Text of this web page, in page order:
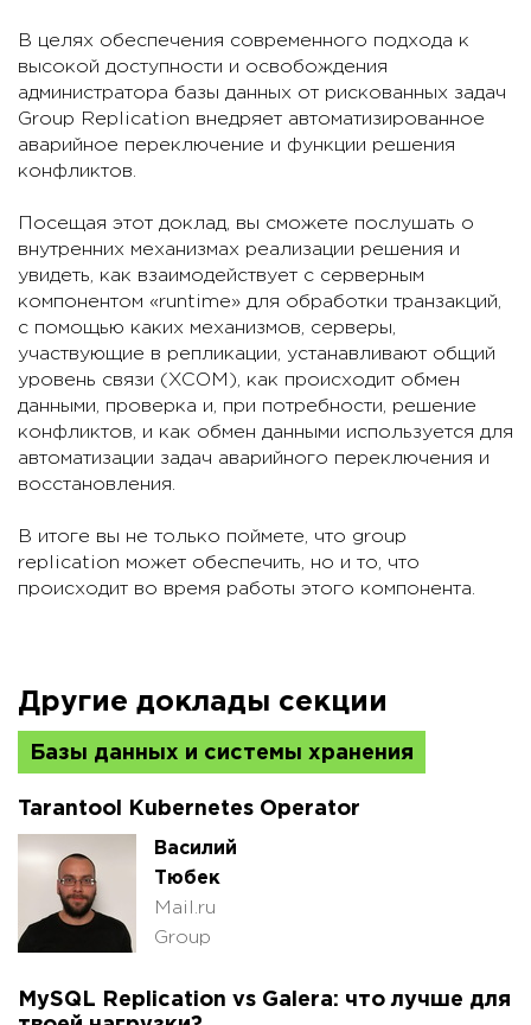
В целях обеспечения современного подхода к
высокой доступности и освобождения
администратора базы данных от рискованных задач
Group Replication внедряет автоматизированное
аварийное переключение и функции решения
конфликтов.
Посещая этот доклад, вы сможете послушать о
внутренних механизмах реализации решения и
увидеть, как взаимодействует с серверным
компонентом «runtime» для обработки транзакций,
с помощью каких механизмов, серверы,
участвующие в репликации, устанавливают общий
уровень связи (XCOM), как происходит обмен
данными, проверка и, при потребности, решение
конфликтов, и как обмен данными используется для
автоматизации задач аварийного переключения и
восстановления.
В итоге вы не только поймете, что group
replication может обеспечить, но и то, что
происходит во время работы этого компонента.
Другие доклады секции
Базы данных и системы хранения
Tarantool Kubernetes Operator
Василий
Тюбек
Mail.ru
Group
MySQL Replication vs Galera: что лучше для